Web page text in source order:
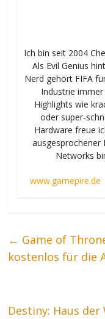
Ich bin seit 2004
Als Evil Genius
Nerd gehört FIFA
Industrie
Highlights wie
oder super-
Hardware freue
ausgesprochener
Networks
www.gamepire.de
← Game of
kostenlos für die
Destiny: Haus